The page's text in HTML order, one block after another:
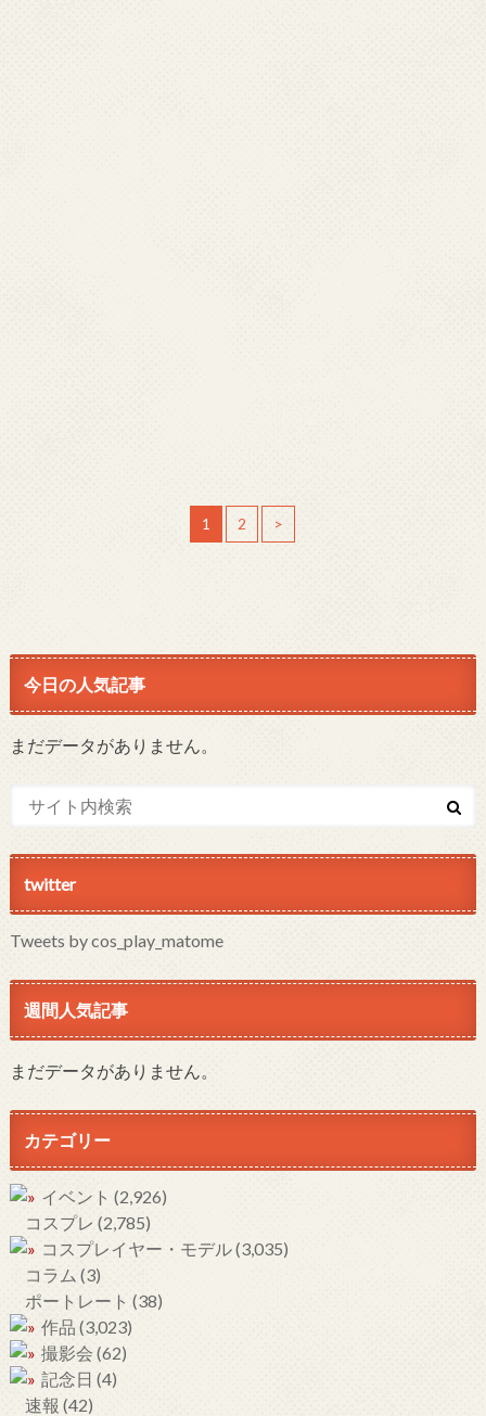
1 2 >
今日の人気記事
まだデータがありません。
twitter
Tweets by cos_play_matome
週間人気記事
まだデータがありません。
カテゴリー
イベント (2,926)
コスプレ (2,785)
コスプレイヤー・モデル(3,035)
コラム (3)
ポートレート (38)
作品 (3,023)
撮影会 (62)
記念日 (4)
速報 (42)